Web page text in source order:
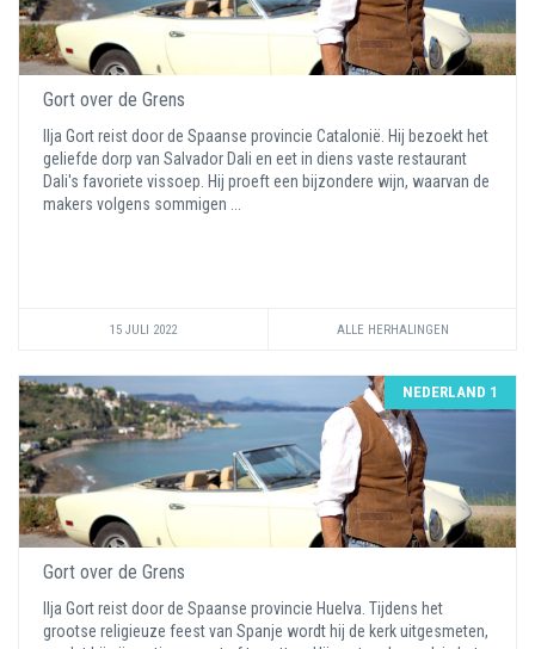
Gort over de Grens
Ilja Gort reist door de Spaanse provincie Catalonië. Hij bezoekt het
geliefde dorp van Salvador Dali en eet in diens vaste restaurant
Dali's favoriete vissoep. Hij proeft een bijzondere wijn, waarvan de
makers volgens sommigen ...
15 JULI 2022 ALLE HERHALINGEN
NEDERLAND 1
Gort over de Grens
Ilja Gort reist door de Spaanse provincie Huelva. Tijdens het
grootse religieuze feest van Spanje wordt hij de kerk uitgesmeten,